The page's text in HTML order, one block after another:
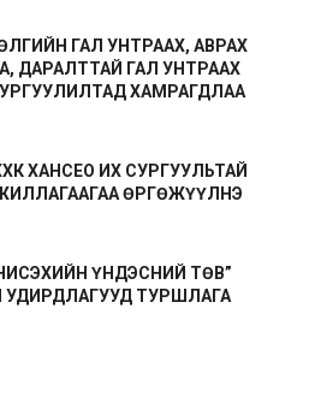
ГАЛ УНТРААХ, АВРАХ
ДАРАЛТТАЙ ГАЛ УНТРААХ
ХАМРАГДЛАА
ХАНСЕО ИХ СУРГУУЛЬТАЙ
ӨРГӨЖҮҮЛНЭ
ҮНДЭСНИЙ ТӨВ”
УДИРДЛАГУУД ТУРШЛАГА